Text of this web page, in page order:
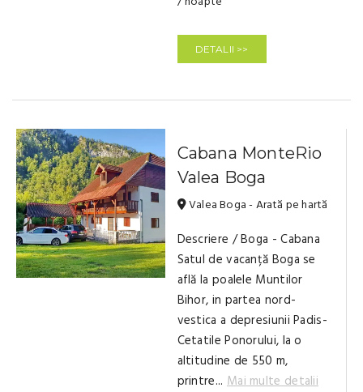
DETALII >>
Cabana MonteRio
Valea Boga
Valea Boga - Arată pe hartă
Descriere / Boga - Cabana
Satul de vacanță Boga se
află la poalele Muntilor
Bihor, in partea nord-
vestica a depresiunii Padis-
Cetatile Ponorului, la o
altitudine de 550 m,
printre... Mai multe detalii